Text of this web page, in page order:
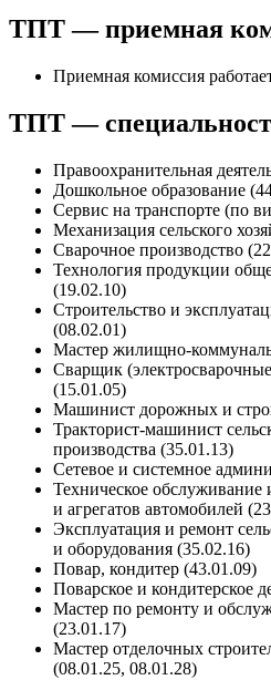
ТПТ — приемная
Приемная комиссия
ТПТ —
Правоохранительная
Дошкольное образование
Сервис на транспорте (по
Механизация сельского
Сварочное производство
Технология продукции
(19.02.10)
Строительство и
(08.02.01)
Мастер жилищно-
Сварщик
(15.01.05)
Машинист дорожных и
Тракторист-машинист
производства (35.01.13)
Сетевое и системное
Техническое обслуживание
и агрегатов автомобилей
Эксплуатация и ремонт
и оборудования (35.02.16)
Повар, кондитер (43.01.09)
Поварское и кондитерское
Мастер по ремонту и
(23.01.17)
Мастер отделочных
(08.01.25, 08.01.28)